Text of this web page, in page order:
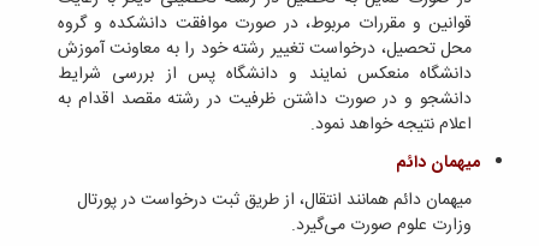
عمومی
آدرس
دانشکده‌ها
شماره
تلفن‌ها
اخلاق
آموزش
دانش‌آموختگان
بینایی
آزمایشگاه
ژئوماتیک
پژوهش
کتابخانه
مرکزی
و
مرکز
اسناد
آموزش
عالی
فاطمیه
نهاوند
(ویژه
دختران)
دانشگاه
موزه
تاریخ
طبیعی
قوانین و مقررات مربوط، در صورت موافقت دانشکده و گروه
محل تحصیل، درخواست تغییر رشته خود را به معاونت آموزش
دانشگاه منعکس نمایند و دانشگاه پس از بررسی شرایط
دانشجو و در صورت داشتن ظرفیت در رشته مقصد اقدام به
اعلام نتیجه خواهد نمود.
میهمان دائم
میهمان دائم همانند انتقال، از طریق ثبت درخواست در پورتال
وزارت علوم صورت می‌گیرد.